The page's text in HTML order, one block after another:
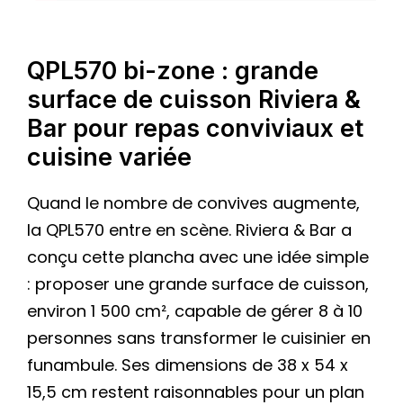
QPL570 bi-zone : grande
surface de cuisson Riviera &
Bar pour repas conviviaux et
cuisine variée
Quand le nombre de convives augmente,
la QPL570 entre en scène. Riviera & Bar a
conçu cette plancha avec une idée simple
: proposer une grande surface de cuisson,
environ 1 500 cm², capable de gérer 8 à 10
personnes sans transformer le cuisinier en
funambule. Ses dimensions de 38 x 54 x
15,5 cm restent raisonnables pour un plan